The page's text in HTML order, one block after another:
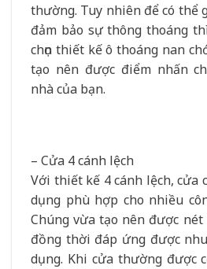
thường. Tuy nhiên để có thể
đảm bảo sự thông thoáng
chọn thiết kế ô thoáng nan
tạo nên được điểm nhấn
nhà của bạn.
– Cửa 4 cánh lệch
Với thiết kế 4 cánh lệch, cửa
dụng phù hợp cho nhiều
Chúng vừa tạo nên được nét
đồng thời đáp ứng được
dụng. Khi cửa thường được